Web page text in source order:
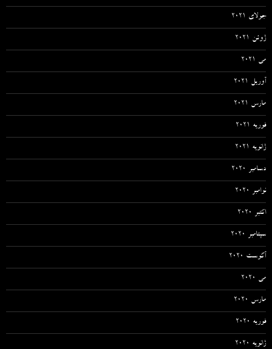
جولای 2021
ژوئن 2021
می 2021
آوریل 2021
مارس 2021
فوریه 2021
ژانویه 2021
دسامبر 2020
نوامبر 2020
اکتبر 2020
سپتامبر 2020
آگوست 2020
می 2020
مارس 2020
فوریه 2020
ژانویه 2020